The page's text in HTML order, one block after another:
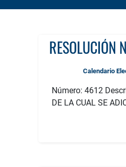
Calendario
Número: 4612
DE LA CUAL SE